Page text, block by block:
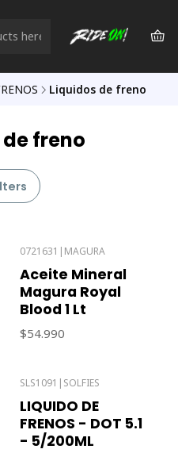
Liquidos de freno
freno
0721631 | MAGURA
Aceite Mineral
Magura Royal
Blood 1 Lt
$54.990
SLS1091 | SOLFIES
LIQUIDO DE
FRENOS - DOT 5.1
- 5/200ML